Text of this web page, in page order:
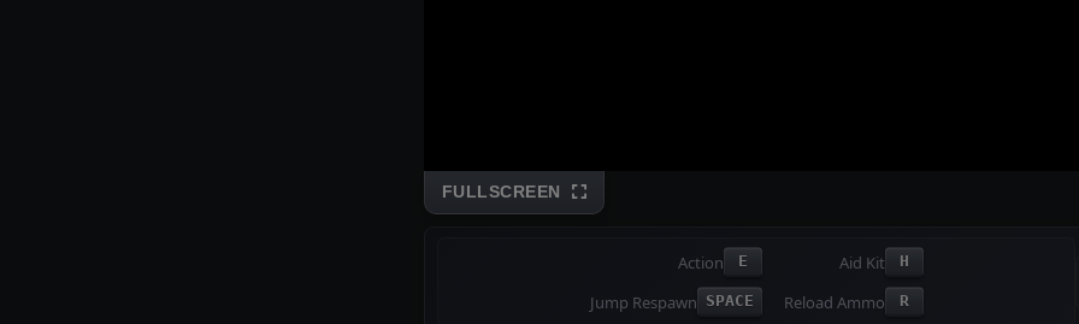
H
Aid Kit
E
Action
R
Reload Ammo
SPACE
Jump Respawn